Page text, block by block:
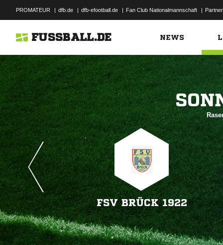
PROMATEUR | dfb.de | dfb-efootball.de | Fan Club Nationalmannschaft | Partner
FUSSBALL.DE NEWS
FSV BRÜCK 1922